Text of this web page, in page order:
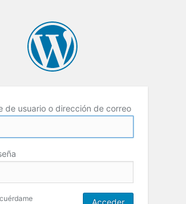
de usuario o dirección de correo